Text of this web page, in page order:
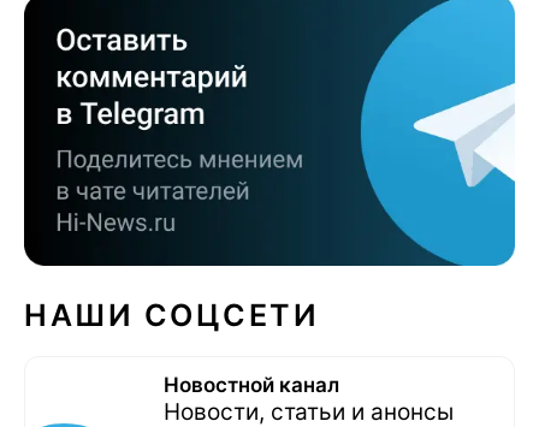
НАШИ СОЦСЕТИ
Новостной канал
Новости, статьи и анонсы